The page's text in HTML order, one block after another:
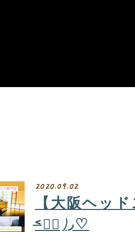
2020.09.02
【大阪ヘッ
˂̶๑॓)◞♡